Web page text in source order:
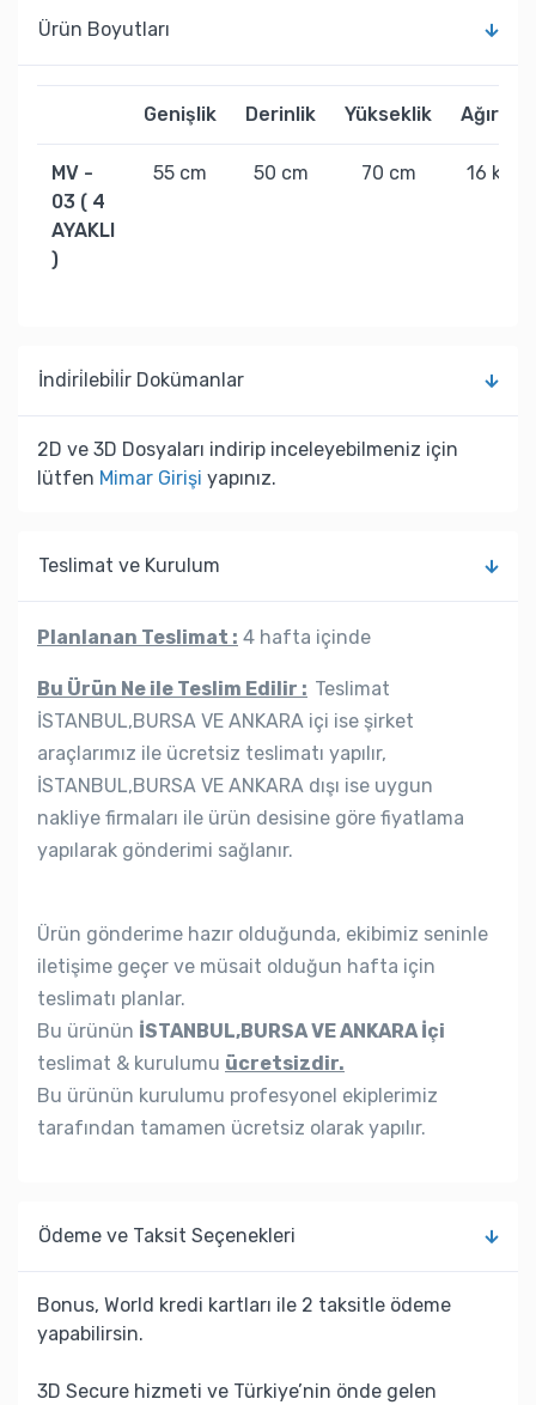
Ürün Boyutları
Genişlik Derinlik Yükseklik Ağırlık
MV -
03 ( 4
AYAKLI
)
55 cm 50 cm 70 cm 16 kg
İndi̇ri̇lebi̇li̇r Dokümanlar
2D ve 3D Dosyaları indirip inceleyebilmeniz için
lütfen Mimar Girişi yapınız.
Teslimat ve Kurulum
Planlanan Teslimat : 4 hafta içinde
Bu Ürün Ne ile Teslim Edilir : Teslimat
İSTANBUL,BURSA VE ANKARA içi ise şirket
araçlarımız ile ücretsiz teslimatı yapılır,
İSTANBUL,BURSA VE ANKARA dışı ise uygun
nakliye firmaları ile ürün desisine göre fiyatlama
yapılarak gönderimi sağlanır.
Ürün gönderime hazır olduğunda, ekibimiz seninle
iletişime geçer ve müsait olduğun hafta için
teslimatı planlar.
Bu ürünün İSTANBUL,BURSA VE ANKARA İçi
teslimat & kurulumu ücretsizdir.
Bu ürünün kurulumu profesyonel ekiplerimiz
tarafından tamamen ücretsiz olarak yapılır.
Ödeme ve Taksit Seçenekleri
Bonus, World kredi kartları ile 2 taksitle ödeme
yapabilirsin.
3D Secure hizmeti ve Türkiye’nin önde gelen